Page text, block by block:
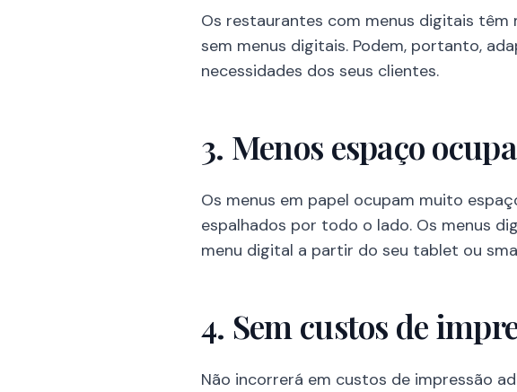
Os restaurantes com menus digitais têm
sem menus digitais. Podem, portanto,
necessidades dos seus clientes.
3. Menos espaço
Os menus em papel ocupam muito
espalhados por todo o lado. Os menus
menu digital a partir do seu tablet ou
4. Sem custos de
Não incorrerá em custos de impressão